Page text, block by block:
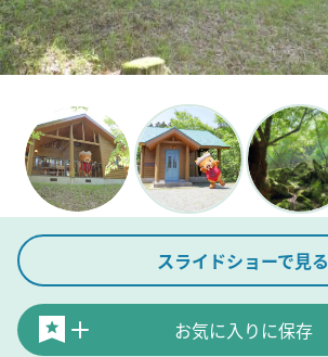
スライドショーで見る
お気に入りに保存